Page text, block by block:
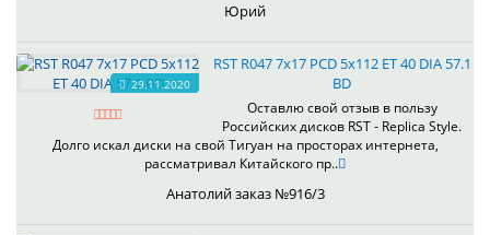
Юрий
29.11.2020
RST R047 7x17 PCD 5x112 ET 40 DIA 57.1
BD
Оставлю свой отзыв в пользу
Российских дисков RST - Replica Style.
Долго искал диски на свой Тигуан на просторах интернета,
рассматривал Китайского пр..
Анатолий заказ №916/3